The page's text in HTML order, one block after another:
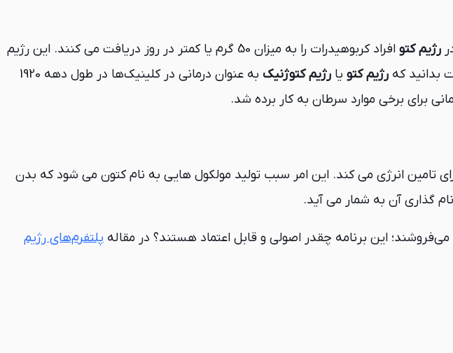
رژیم کتو
افراد کربوهیدرات را به میزان 50 گرم یا کمتر در روز دریافت می کنند. این رژیم
بدانید که رژیم کتو یا رژیم کتوژنیک
به عنوان درمانی در کلینیک‌ها در طول دهه 1920
برای برخی موارد سرطان به کار برده شد.
تامین انرژی می کند. این امر سبب تولید مولکول هایی به نام کتون می شود که بدن
گذاری آن به شمار می آید.
این برنامه چقدر اصولی و قابل اعتماد هستند؟ در مقاله پلتفرم‌های رژیم